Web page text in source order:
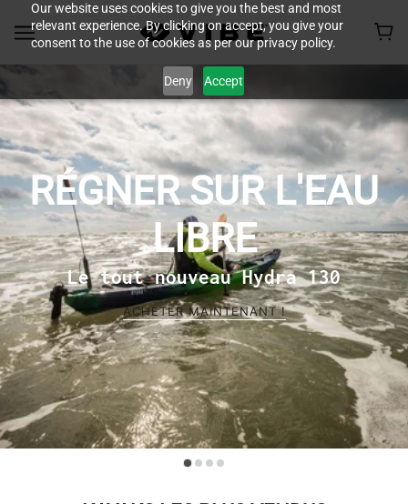
Our website uses cookies to give you the best and most
relevant experience. By clicking on accept, you give your
consent to the use of cookies as per our privacy policy.
Deny Accept
RÉGNER SUR L'EAU
LIBRE
Le tout nouveau Hydra 130
ACHETER MAINTENANT !